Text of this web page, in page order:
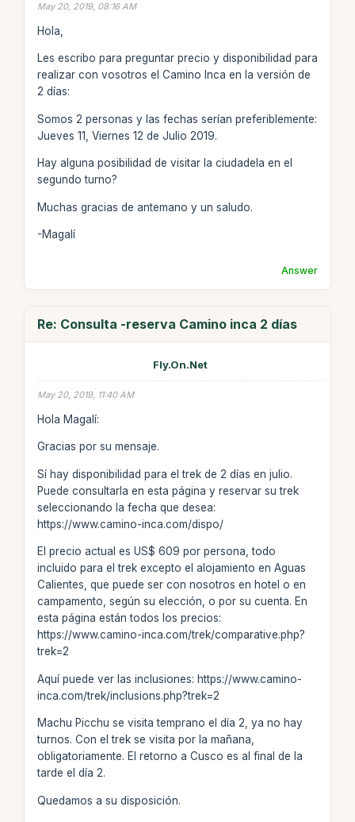
May 20, 2019, 08:16 AM
Hola,
Les escribo para preguntar precio y disponibilidad para
realizar con vosotros el Camino Inca en la versión de
2 días:
Somos 2 personas y las fechas serían preferiblemente:
Jueves 11, Viernes 12 de Julio 2019.
Hay alguna posibilidad de visitar la ciudadela en el
segundo turno?
Muchas gracias de antemano y un saludo.
-Magalí
Answer
Re: Consulta -reserva Camino inca 2 días
Fly.On.Net
May 20, 2019, 11:40 AM
Hola Magalí:
Gracias por su mensaje.
Sí hay disponibilidad para el trek de 2 días en julio.
Puede consultarla en esta página y reservar su trek
seleccionando la fecha que desea:
https://www.camino-inca.com/dispo/
El precio actual es US$ 609 por persona, todo
incluido para el trek excepto el alojamiento en Aguas
Calientes, que puede ser con nosotros en hotel o en
campamento, según su elección, o por su cuenta. En
esta página están todos los precios:
https://www.camino-inca.com/trek/comparative.php?
trek=2
Aquí puede ver las inclusiones: https://www.camino-
inca.com/trek/inclusions.php?trek=2
Machu Picchu se visita temprano el día 2, ya no hay
turnos. Con el trek se visita por la mañana,
obligatoriamente. El retorno a Cusco es al final de la
tarde el día 2.
Quedamos a su disposición.